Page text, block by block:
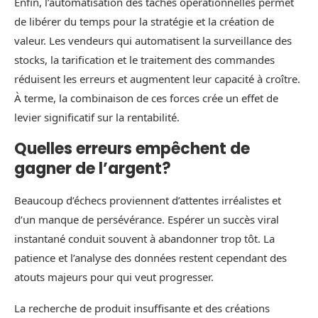
de libérer du temps pour la stratégie et la création de
valeur. Les vendeurs qui automatisent la surveillance des
stocks, la tarification et le traitement des commandes
réduisent les erreurs et augmentent leur capacité à croître.
À terme, la combinaison de ces forces crée un effet de
levier significatif sur la rentabilité.
Quelles erreurs empêchent de
gagner de l’argent?
Beaucoup d’échecs proviennent d’attentes irréalistes et
d’un manque de persévérance. Espérer un succès viral
instantané conduit souvent à abandonner trop tôt. La
patience et l’analyse des données restent cependant des
atouts majeurs pour qui veut progresser.
La recherche de produit insuffisante et des créations